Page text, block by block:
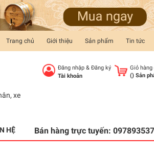
Trang chủ Giới thiệu Sản phẩm Tin tức
, xe
Đăng nhập& Đăng ký
Tài khoản
Giỏ hàng
() Sản
HỆ Bán hàng trực tuyến: